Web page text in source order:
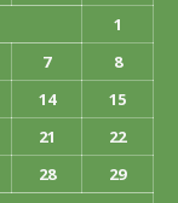
1
7
8
14
15
21
22
28
29